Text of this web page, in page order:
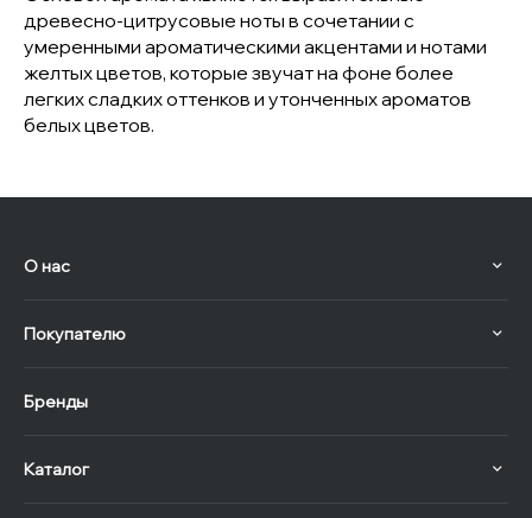
древесно-цитрусовые ноты в сочетании с
умеренными ароматическими акцентами и нотами
желтых цветов, которые звучат на фоне более
легких сладких оттенков и утонченных ароматов
белых цветов.
О нас
Покупателю
Бренды
Каталог